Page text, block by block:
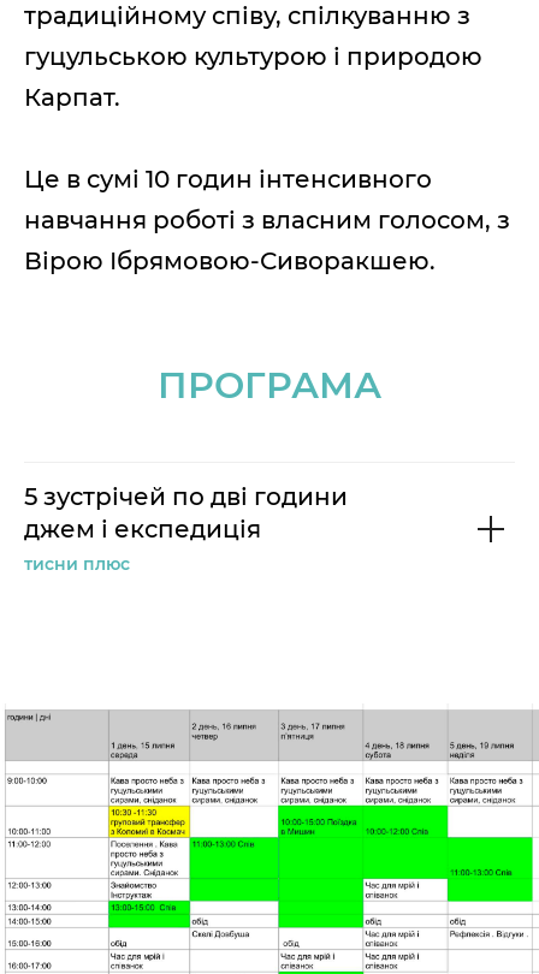
традиційному співу, спілкуванню з
гуцульською культурою і природою
Карпат.
Це в сумі 10 годин інтенсивного
навчання роботі з власним голосом, з
Вірою Ібрямовою-Сиворакшею.
ПРОГРАМА
5 зустрічей по дві години
джем і експедиція
тисни плюс